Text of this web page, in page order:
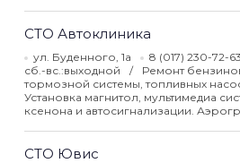
СТО Автоклиника
ул. Буденного, 1а 8 (017) 230-72-63
сб.-вс.:выходной
Ремонт
тормозной системы, топливных
Установка магнитол, мультимедиа
ксенона и автосигнализации.
СТО Ювис